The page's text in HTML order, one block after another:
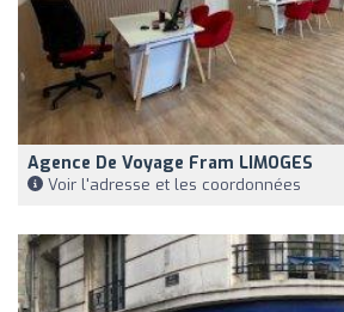
Agence De Voyage Fram LIMOGES
Voir l'adresse et les coordonnées